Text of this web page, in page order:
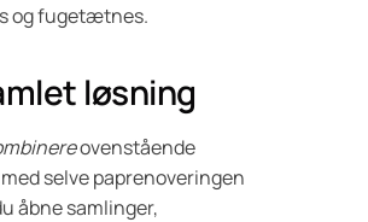
og fugetætnes.
løsning
ovenstående
selve paprenoveringen
åbne samlinger,